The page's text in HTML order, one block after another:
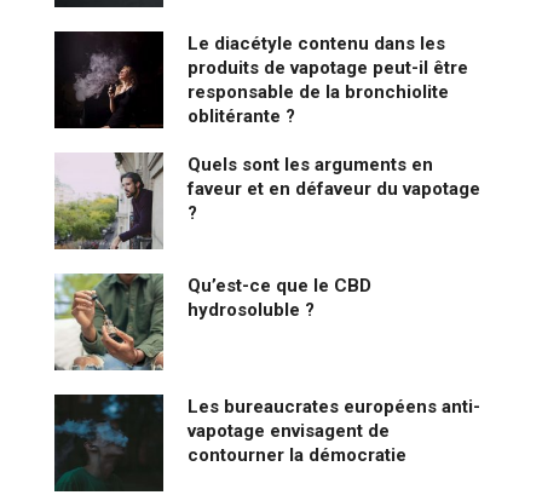
Le diacétyle contenu dans les
produits de vapotage peut-il être
responsable de la bronchiolite
oblitérante ?
Quels sont les arguments en
faveur et en défaveur du vapotage
?
Qu’est-ce que le CBD
hydrosoluble ?
Les bureaucrates européens anti-
vapotage envisagent de
contourner la démocratie